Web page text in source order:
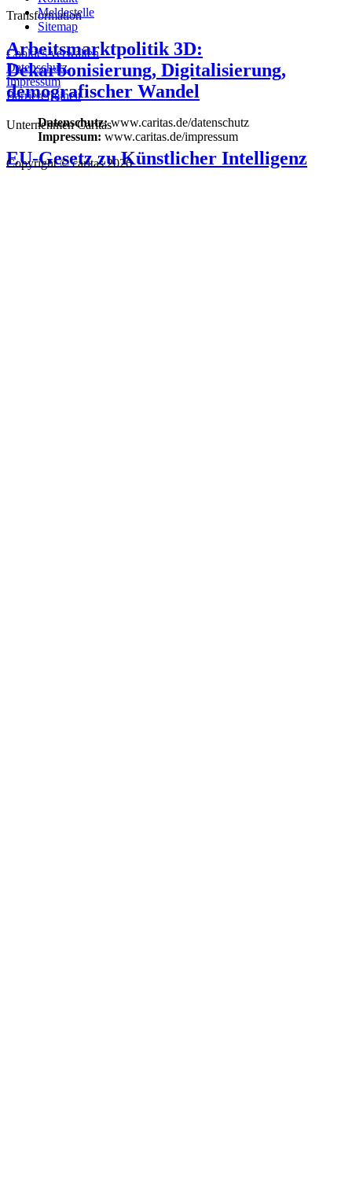
Transformation
Arbeitsmarktpolitik 3D:
Dekarbonisierung, Digitalisierung,
demografischer Wandel
Unternehmen Caritas
EU-Gesetz zu Künstlicher Intelligenz
Meldestelle
Sitemap
Cookies verwalten
Datenschutz
Impressum
Barrierefreiheit
Datenschutz:www.caritas.de/datenschutz
Impressum: www.caritas.de/impressum
Copyright © caritas 2026